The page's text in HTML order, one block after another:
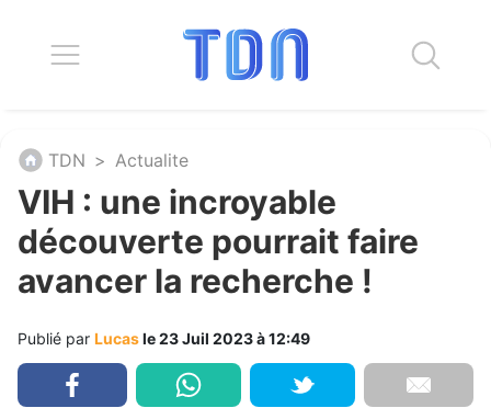
TDN > Actualite
VIH : une incroyable
découverte pourrait faire
avancer la recherche !
Publié par Lucasle 23 Juil 2023 à 12:49